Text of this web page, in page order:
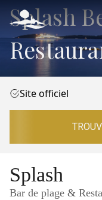
Splash
Site officiel
Splash
Bar de plage &